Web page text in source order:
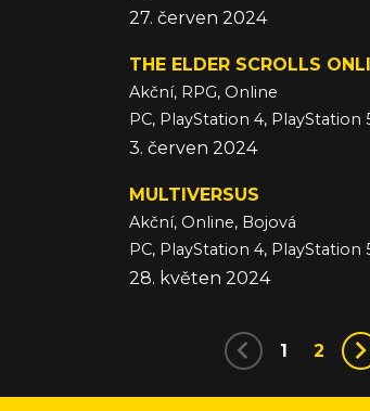
27. červen 2024
THE ELDER SCROLLS
Akční, RPG, Online
PC, PlayStation 4, PlayStation
3. červen 2024
MULTIVERSUS
Akční, Online, Bojová
PC, PlayStation 4, PlayStation
28. květen 2024
1 2